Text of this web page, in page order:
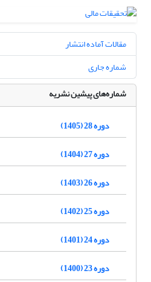
مقالات آماده انتشار
شماره جاری
شماره‌های پیشین نشریه
دوره 28 (1405)
دوره 27 (1404)
دوره 26 (1403)
دوره 25 (1402)
دوره 24 (1401)
دوره 23 (1400)